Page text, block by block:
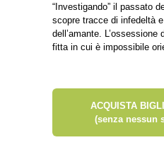
“Investigando” il passato
scopre tracce di infedeltà
dell’amante.
fitta in cui è impossibile
ACQUISTA
(senza nessun